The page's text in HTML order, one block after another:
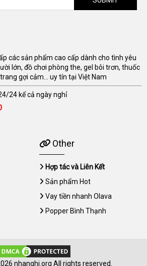
các sản phẩm cao cấp dành cho tình yêu
lớn, đồ chơi phòng the, gel bôi trơn, thuốc
gợi cảm... uy tín tại Việt Nam
24 kể cả ngày nghỉ
Other
Hợp tác và Liên Kết
Sản phẩm Hot
Vay tiền nhanh Olava
Popper Bình Thạnh
nhanghi.org All rights reserved.